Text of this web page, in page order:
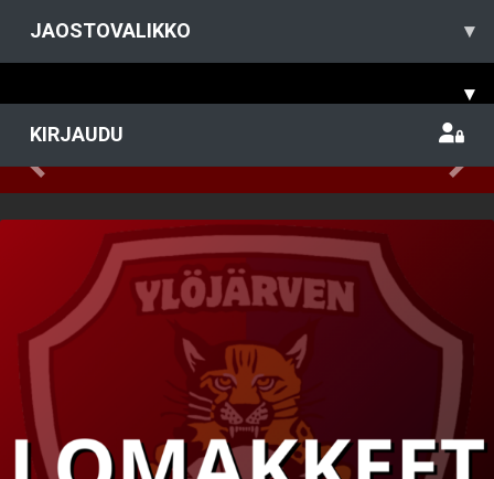
JAOSTOVALIKKO ▾
▾
KIRJAUDU
Tervetuloa YIlveksen Naisten
salibandyjoukkueen sivuille!
Klikkaa kuvaa ja lue lisää joukkueen toiminnasta!
Previous